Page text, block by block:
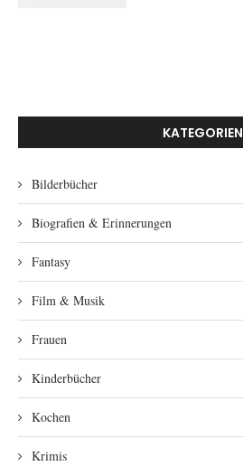
KATEGORIEN
Bilderbücher
Biografien & Erinnerungen
Fantasy
Film & Musik
Frauen
Kinderbücher
Kochen
Krimis